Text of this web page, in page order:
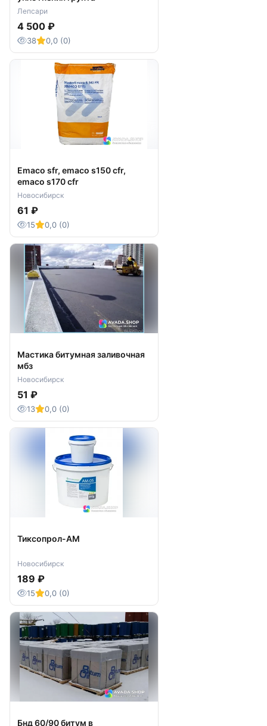
Лепсари
4 500 ₽
38 0,0 (0)
Emaco sfr, emaco s150 cfr,
emaco s170 cfr
Новосибирск
61 ₽
15 0,0 (0)
Мастика битумная заливочная
мбз
Новосибирск
51 ₽
13 0,0 (0)
Тиксопрол-АМ
Новосибирск
189 ₽
15 0,0 (0)
Бнд 60/90 битум в